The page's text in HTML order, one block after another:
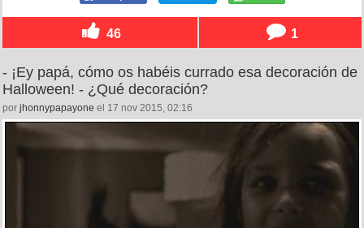
46 1
- ¡Ey papá, cómo os habéis currado esa decoración de
Halloween! - ¿Qué decoración?
por jhonnypapayone el 17 nov 2015, 02:16